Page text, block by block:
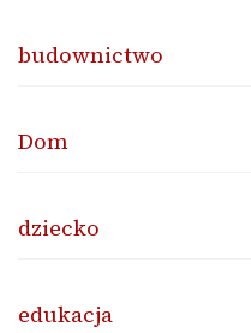
budownictwo
Dom
dziecko
edukacja